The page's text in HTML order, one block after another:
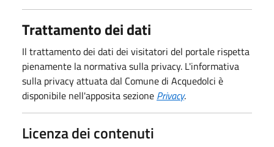
Trattamento dei dati
Il trattamento dei dati dei visitatori del portale rispetta
pienamente la normativa sulla privacy. L'informativa
sulla privacy attuata dal Comune di Acquedolci è
disponibile nell'apposita sezione Privacy.
Licenza dei contenuti